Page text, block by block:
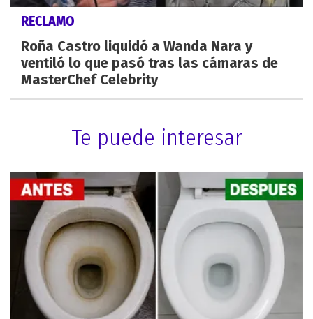
RECLAMO
Roña Castro liquidó a Wanda Nara y
ventiló lo que pasó tras las cámaras de
MasterChef Celebrity
Te puede interesar